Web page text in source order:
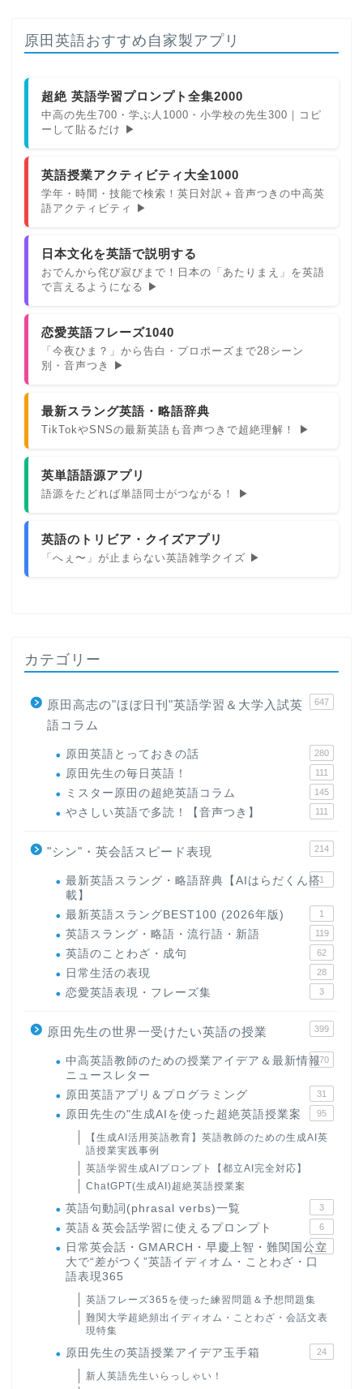
原田英語おすすめ自家製アプリ
超絶 英語学習プロンプト全集2000
中高の先生700・学ぶ人1000・小学校の先生300｜コピ
ーして貼るだけ ▶
英語授業アクティビティ大全1000
学年・時間・技能で検索！英日対訳＋音声つきの中高英
語アクティビティ ▶
日本文化を英語で説明する
おでんから侘び寂びまで！日本の「あたりまえ」を英語
で言えるようになる ▶
恋愛英語フレーズ1040
「今夜ひま？」から告白・プロポーズまで28シーン
別・音声つき ▶
最新スラング英語・略語辞典
TikTokやSNSの最新英語も音声つきで超絶理解！ ▶
英単語語源アプリ
語源をたどれば単語同士がつながる！ ▶
英語のトリビア・クイズアプリ
「へぇ〜」が止まらない英語雑学クイズ ▶
カテゴリー
原田高志の"ほぼ日刊"英語学習＆大学入試英
語コラム
647
原田英語とっておきの話 280
原田先生の毎日英語！ 111
ミスター原田の超絶英語コラム 145
やさしい英語で多読！【音声つき】 111
"シン"・英会話スピード表現 214
最新英語スラング・略語辞典【AIはらだくん搭
載】
1
最新英語スラングBEST100 (2026年版) 1
英語スラング・略語・流行語・新語 119
英語のことわざ・成句 62
日常生活の表現 28
恋愛英語表現・フレーズ集 3
原田先生の世界一受けたい英語の授業 399
中高英語教師のための授業アイデア＆最新情報
ニュースレター
170
原田英語アプリ＆プログラミング 31
原田先生の"生成AIを使った超絶英語授業案 95
【生成AI活用英語教育】英語教師のための生成AI英
語授業実践事例
英語学習生成AIプロンプト【都立AI完全対応】
ChatGPT(生成AI)超絶英語授業案
英語句動詞(phrasal verbs)一覧 3
英語＆英会話学習に使えるプロンプト 6
日常英会話・GMARCH・早慶上智・難関国公立
大で“差がつく”英語イディオム・ことわざ・口
語表現365
22
英語フレーズ365を使った練習問題＆予想問題集
難関大学超絶頻出イディオム・ことわざ・会話文表
現特集
原田先生の英語授業アイデア玉手箱 24
新人英語先生いらっしゃい！